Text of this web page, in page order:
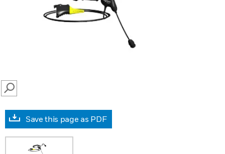
SEARCH
Save this page as PDF